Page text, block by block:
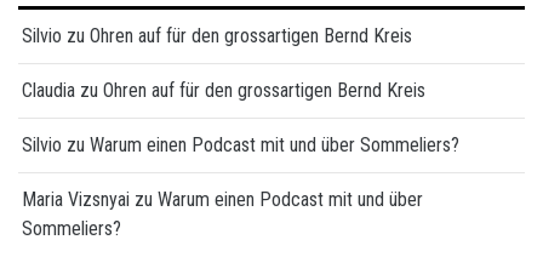
Silvio zu Ohren auf für den grossartigen Bernd Kreis
Claudia zu Ohren auf für den grossartigen Bernd Kreis
Silvio zu Warum einen Podcast mit und über Sommeliers?
Maria Vizsnyai zu Warum einen Podcast mit und über
Sommeliers?